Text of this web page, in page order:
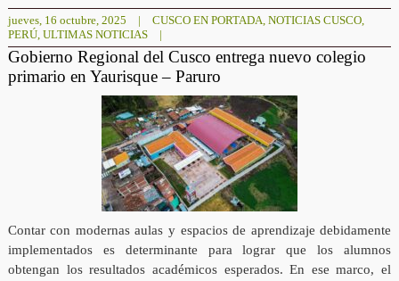
jueves, 16 octubre, 2025 | CUSCO EN PORTADA, NOTICIAS CUSCO,
PERÚ, ULTIMAS NOTICIAS |
Gobierno Regional del Cusco entrega nuevo colegio
primario en Yaurisque – Paruro
Contar con modernas aulas y espacios de aprendizaje debidamente
implementados es determinante para lograr que los alumnos
obtengan los resultados académicos esperados. En ese marco, el